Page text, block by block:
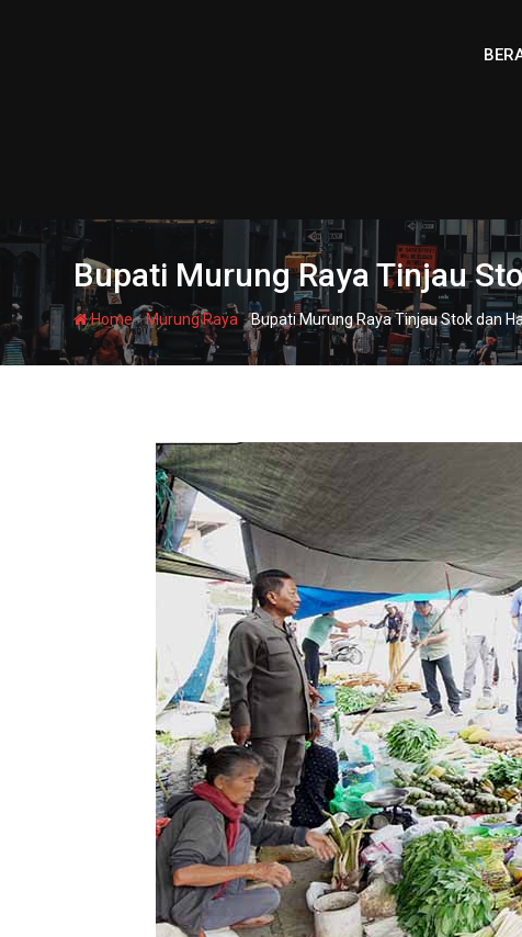
Bupati Murung Raya Tinjau
Home-Murung Raya-Bupati Murung Raya Tinjau Stok dan